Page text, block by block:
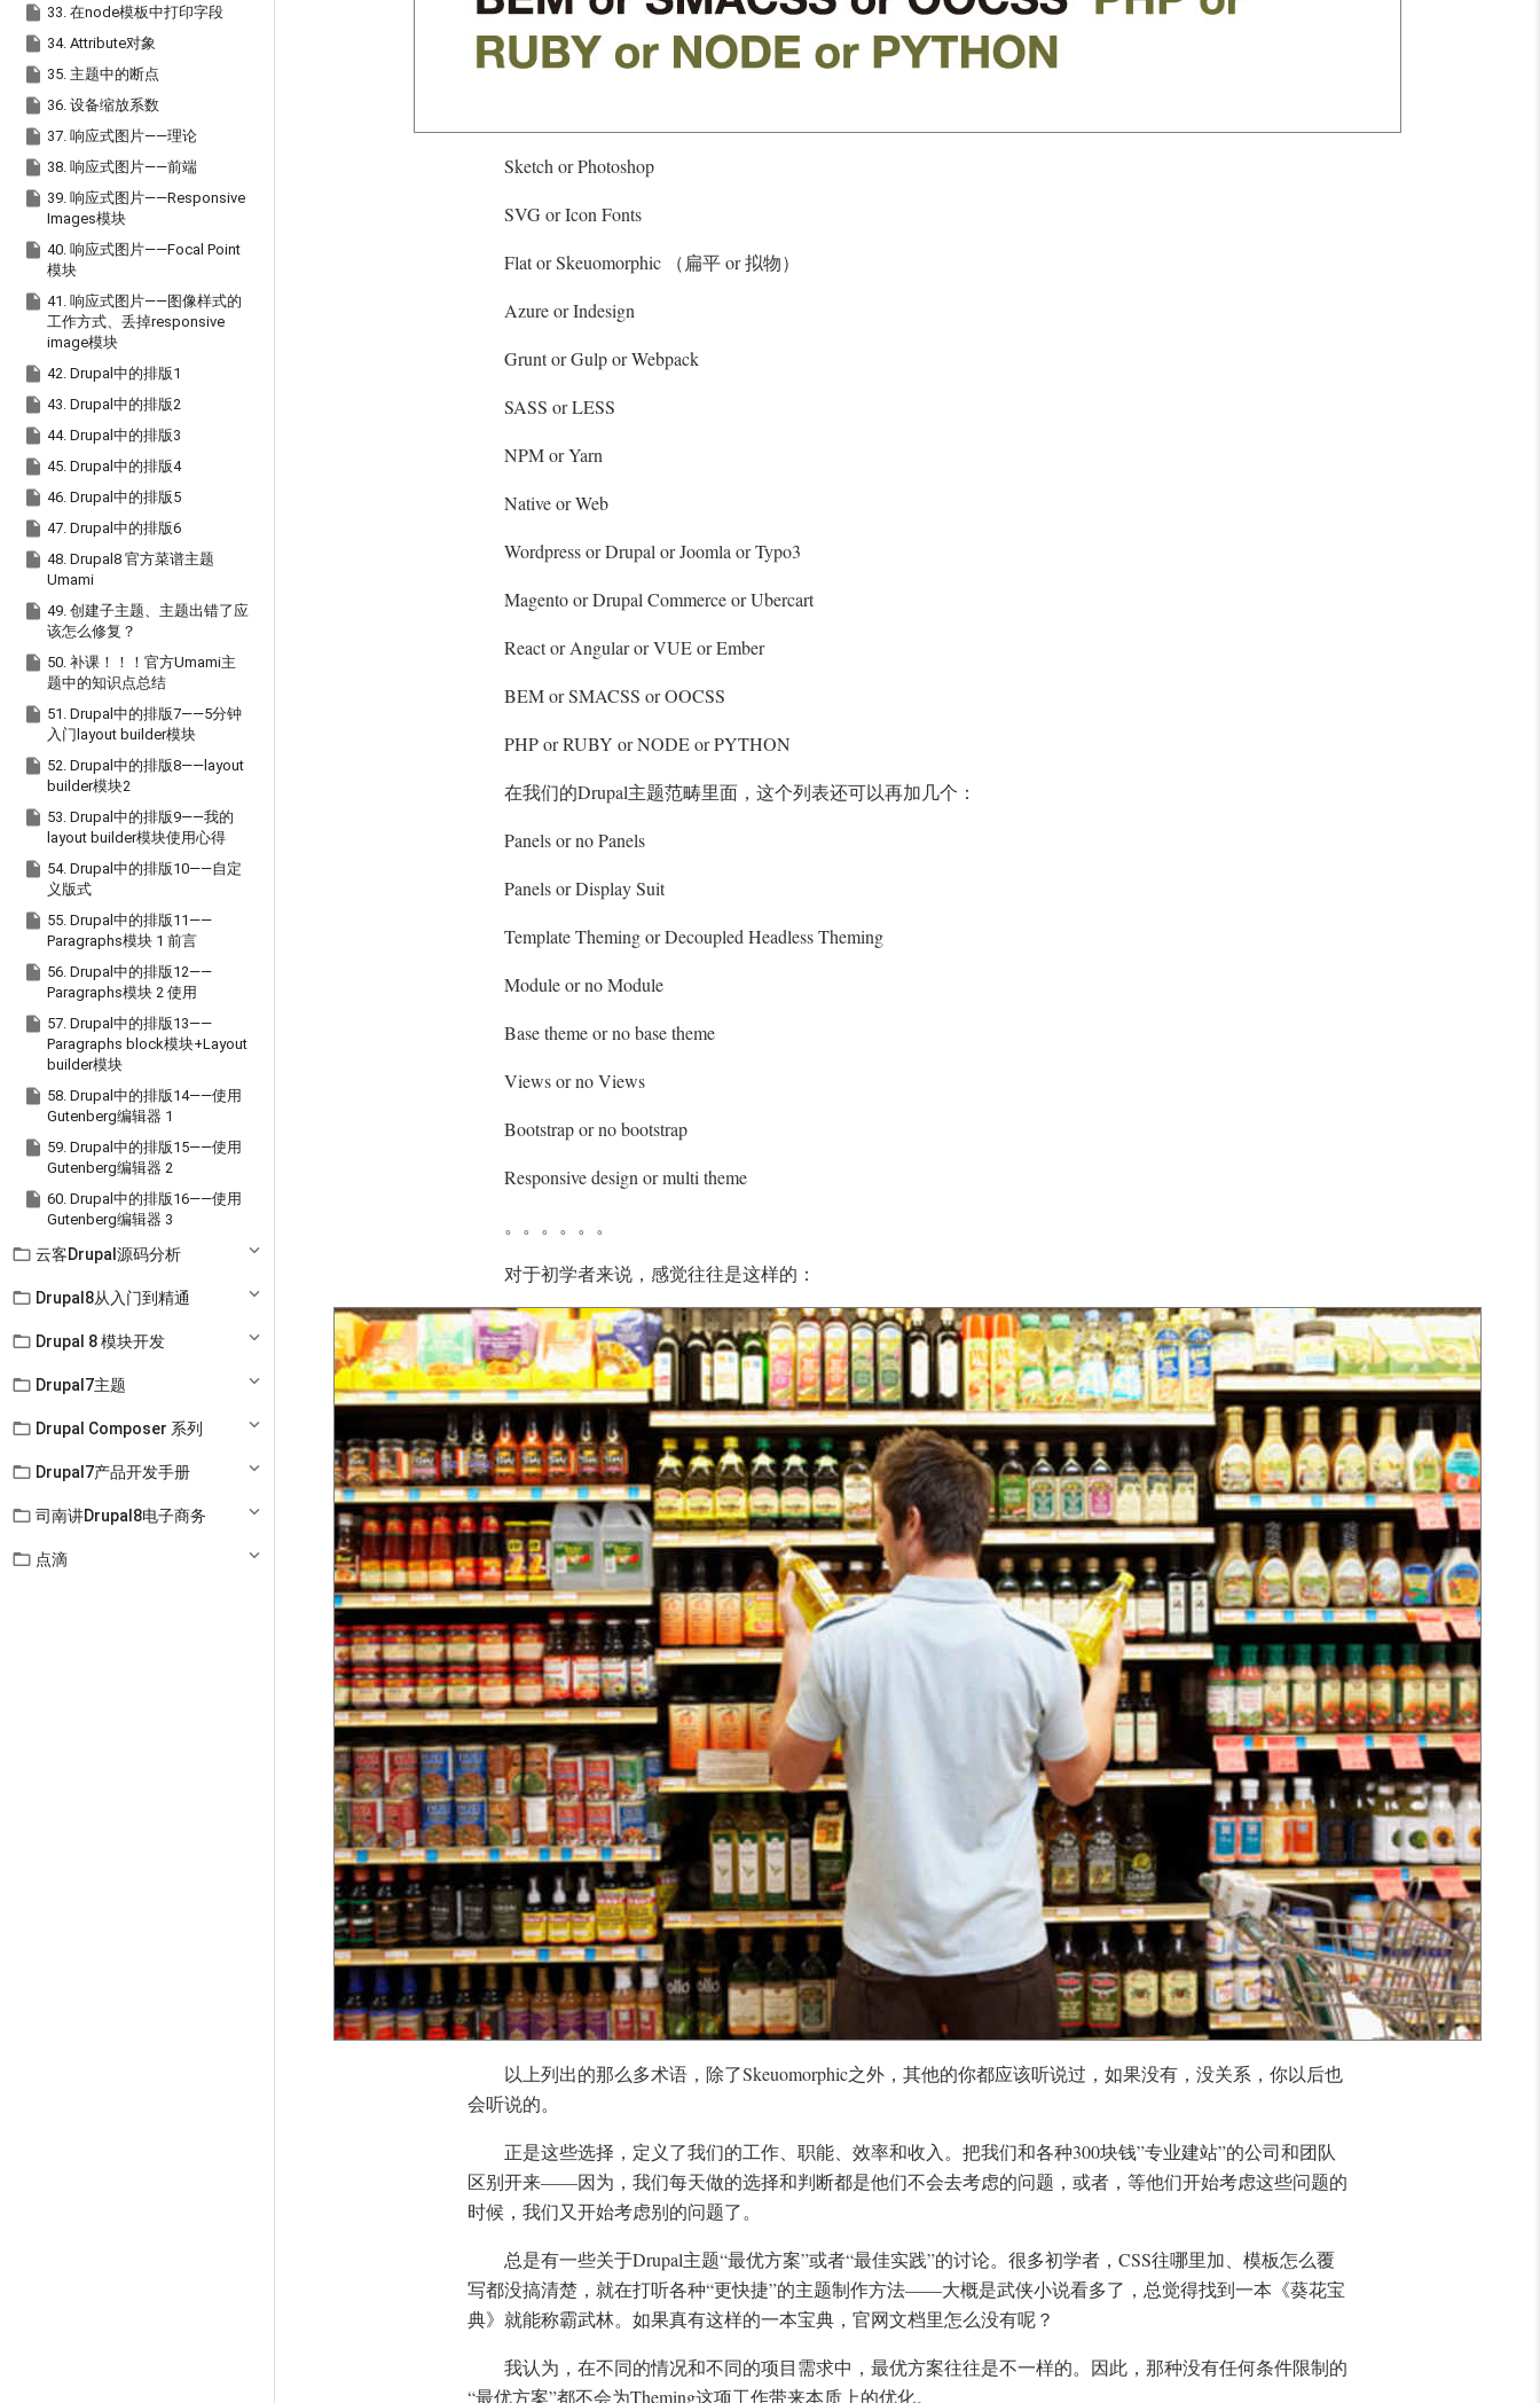
 33. 在node模板中打印字段
 34. Attribute对象
 35. 主题中的断点
 36. 设备缩放系数
 37. 响应式图片——理论
 38. 响应式图片——前端
 39. 响应式图片——Responsive
Images模块
 40. 响应式图片——Focal Point
模块
 41. 响应式图片——图像样式的
工作方式、丢掉responsive
image模块
 42. Drupal中的排版1
 43. Drupal中的排版2
 44. Drupal中的排版3
 45. Drupal中的排版4
 46. Drupal中的排版5
 47. Drupal中的排版6
 48. Drupal8 官方菜谱主题
Umami
 49. 创建子主题、主题出错了应
该怎么修复？
 50. 补课！！！官方Umami主
题中的知识点总结
 51. Drupal中的排版7——5分钟
入门layout builder模块
 52. Drupal中的排版8——layout
builder模块2
 53. Drupal中的排版9——我的
layout builder模块使用心得
 54. Drupal中的排版10——自定
义版式
 55. Drupal中的排版11——
Paragraphs模块 1 前言
 56. Drupal中的排版12——
Paragraphs模块 2 使用
 57. Drupal中的排版13——
Paragraphs block模块+Layout
builder模块
 58. Drupal中的排版14——使用
Gutenberg编辑器 1
 59. Drupal中的排版15——使用
Gutenberg编辑器 2
 60. Drupal中的排版16——使用
Gutenberg编辑器 3
 云客Drupal源码分析
 Drupal8从入门到精通
 Drupal 8 模块开发
 Drupal7主题
 Drupal Composer 系列
 Drupal7产品开发手册
 司南讲Drupal8电子商务
 点滴
Sketch or Photoshop
SVG or Icon Fonts
Flat or Skeuomorphic （扁平 or 拟物）
Azure or Indesign
Grunt or Gulp or Webpack
SASS or LESS
NPM or Yarn
Native or Web
Wordpress or Drupal or Joomla or Typo3
Magento or Drupal Commerce or Ubercart
React or Angular or VUE or Ember
BEM or SMACSS or OOCSS
PHP or RUBY or NODE or PYTHON
在我们的Drupal主题范畴里面，这个列表还可以再加几个：
Panels or no Panels
Panels or Display Suit
Template Theming or Decoupled Headless Theming
Module or no Module
Base theme or no base theme
Views or no Views
Bootstrap or no bootstrap
Responsive design or multi theme
。。。。。。
对于初学者来说，感觉往往是这样的：
以上列出的那么多术语，除了Skeuomorphic之外，其他的你都应该听说过，如果没有，没关系，你以后也
会听说的。
正是这些选择，定义了我们的工作、职能、效率和收入。把我们和各种300块钱”专业建站”的公司和团队
区别开来——因为，我们每天做的选择和判断都是他们不会去考虑的问题，或者，等他们开始考虑这些问题的
时候，我们又开始考虑别的问题了。
总是有一些关于Drupal主题“最优方案”或者“最佳实践”的讨论。很多初学者，CSS往哪里加、模板怎么覆
写都没搞清楚，就在打听各种“更快捷”的主题制作方法——大概是武侠小说看多了，总觉得找到一本《葵花宝
典》就能称霸武林。如果真有这样的一本宝典，官网文档里怎么没有呢？
我认为，在不同的情况和不同的项目需求中，最优方案往往是不一样的。因此，那种没有任何条件限制的
“最优方案”都不会为Theming这项工作带来本质上的优化。